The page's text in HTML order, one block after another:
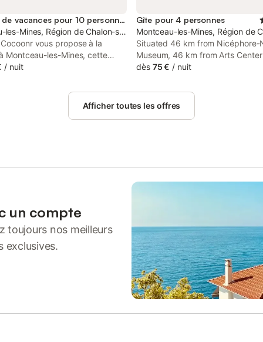
Location de vacances pour 10 personnes
les-Mines, Région de Chalon-sur-Saône
Cocoonr vous propose à la
Montceau-les-Mines, cette
de 1890, d'une
voyageurs. Wifi (fibre optique),
four, four à micro-
pain, lave-vaisselle, plaques
Au 1er étage, vous trouverez
1 : un lit double (140×190) -
(90×190) - Une salle de
/ nuit
Gîte pour 4 personnes
Montceau-les-Mines, Région de
Situated 46 km from Nicéphore-
Museum, 46 km from Arts
km from Chalon Cathedral, Le
les-Mines.
dès 75 € / nuit
Afficher toutes les offres
un compte
toujours nos meilleurs
exclusives.